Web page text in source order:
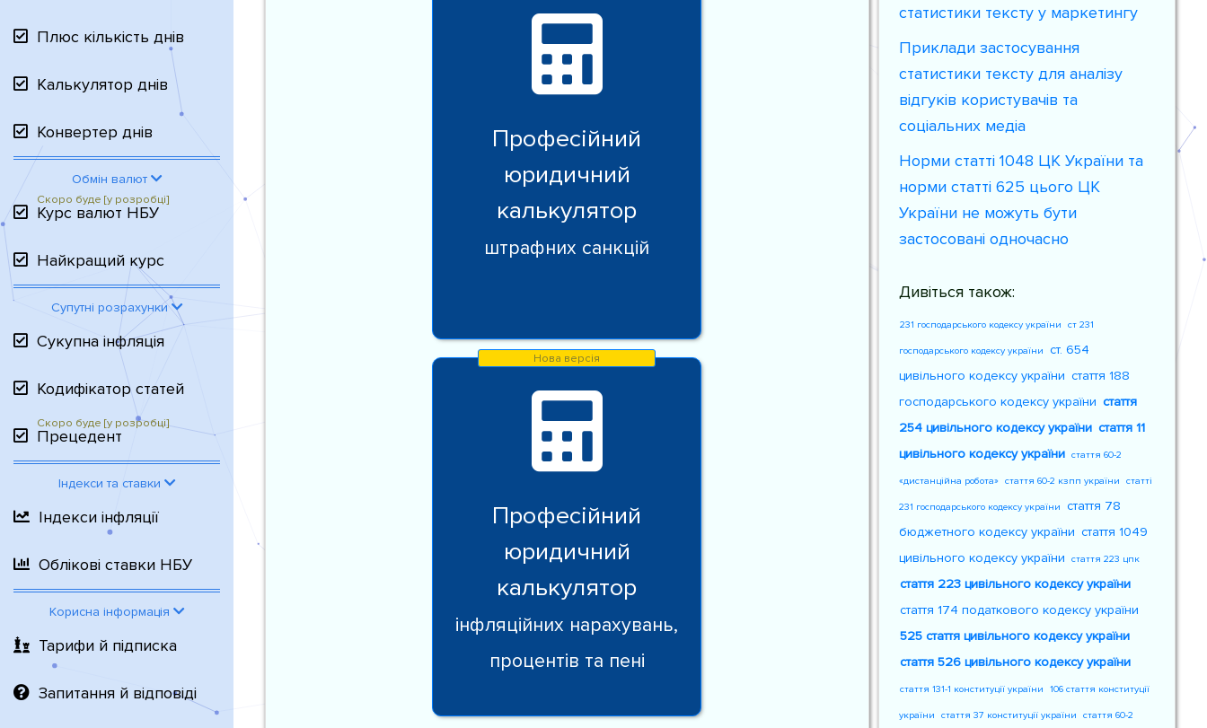
Плюс кількість днів
Калькулятор днів
Конвертер днів
Обмін валют
Курс валют НБУ
Найкращий курс
Супутні розрахунки
Сукупна інфляція
Кодифікатор статей
Прецедент
Індекси та ставки
Індекси інфляції
Облікові ставки НБУ
Корисна інформація
Тарифи й підписка
Запитання й відповіді
Професійний
юридичний
калькулятор
штрафних санкцій
Професійний
юридичний
калькулятор
інфляційних нарахувань,
процентів та пені
статистики тексту у маркетингу
Приклади застосування
статистики тексту для аналізу
відгуків користувачів та
соціальних медіа
Норми статті 1048 ЦК України та
норми статті 625 цього ЦК
України не можуть бути
застосовані одночасно
Дивіться також:
231 господарського кодексу україни ст 231
господарського кодексу україни
ст. 654
цивільного кодексу україни стаття 188
господарського кодексу україни стаття
254 цивільного кодексу україни стаття 11
цивільного кодексу україни стаття 60-2
«дистанційна робота» стаття 60-2 кзпп україни статті
231 господарського кодексу україни
стаття 78
бюджетного кодексу україни стаття 1049
цивільного кодексу україни
стаття 223 цпк
стаття 223 цивільного кодексу україни
стаття 174 податкового кодексу україни
525 стаття цивільного кодексу україни
стаття 526 цивільного кодексу україни
стаття 131-1 конституції україни 106 стаття конституції
україни стаття 37 конституції україни стаття 60-2